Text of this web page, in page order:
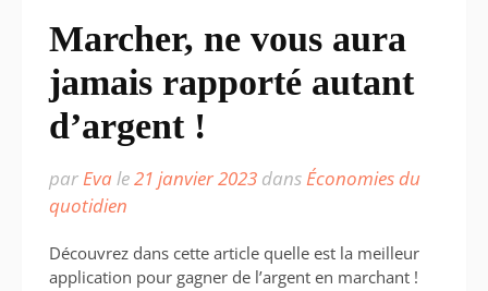
Marcher, ne vous aura
jamais rapporté autant
d’argent !
parEvale21 janvier 2023 dansÉconomies du
quotidien
Découvrez dans cette article quelle est la meilleur
application pour gagner de l’argent en marchant !